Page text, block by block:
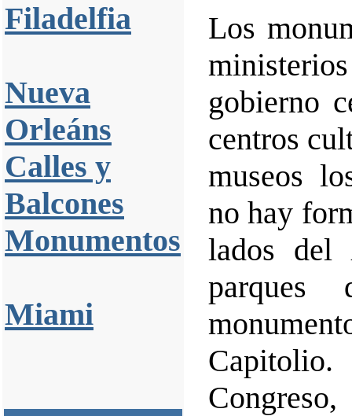
Filadelfia
Nueva
Orleáns
Calles y
Balcones
Monumentos
Miami
Los
gobierno
centros
museos
no hay
lados del